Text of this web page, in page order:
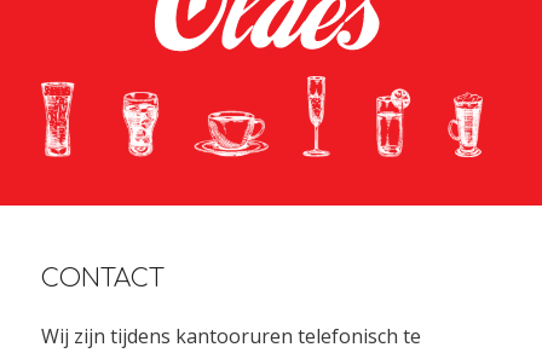
CONTACT
Wij zijn tijdens kantooruren telefonisch te